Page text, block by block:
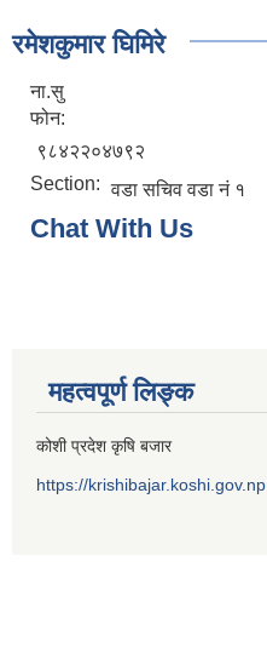
रमेशकुमार घिमिरे
ना.सु
फोन:
९८४२२०४७९२
Section: वडा सचिव वडा नं १
Chat With Us
महत्वपूर्ण लिङ्क
कोशी प्रदेश कृषि बजार
https://krishibajar.koshi.gov.np